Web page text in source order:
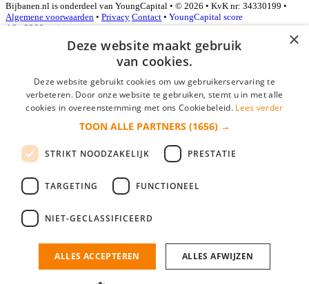
Bijbanen.nl is onderdeel van YoungCapital • © 2026 • KvK nr: 34330199 •
Algemene voorwaarden • Privacy Contact • YoungCapital score
4.3 - 3366 reviews
Inloggen als bedrijf
*
login gegevens onthouden
login
Bedrijf aanmelden
nieuwe collega/werknemer zo gevonden!
×
Deze website maakt gebruik
van cookies.
Deze website gebruikt cookies om uw gebruikerservaring te
verbeteren. Door onze website te gebruiken, stemt u in met alle
cookies in overeenstemming met ons Cookiebeleid. Lees verder
TOON ALLE PARTNERS (1656) →
STRIKT NOODZAKELIJK PRESTATIE
TARGETING FUNCTIONEEL
NIET-GECLASSIFICEERD
ALLES ACCEPTEREN ALLES AFWIJZEN